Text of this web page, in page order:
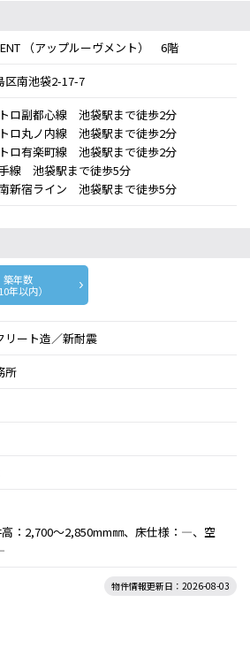
（アップルーヴメント） 6階
区南池袋2-17-7
ロ副都心線 池袋駅まで徒歩2分
ロ丸ノ内線 池袋駅まで徒歩2分
ロ有楽町線 池袋駅まで徒歩2分
線 池袋駅まで徒歩5分
新宿ライン 池袋駅まで徒歩5分
築年数
10年以内）
リート造／新耐震
所
高：2,700～2,850mm㎜、床仕様：―、空
―
物件情報更新日：2026-08-03